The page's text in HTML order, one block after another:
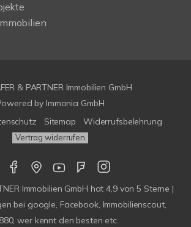
& PARTNER Immobilien GmbH
by Immonia GmbH
Sitemap Widerrufsbelehrung
Vertrag widerrufen
Immobilien GmbH hat4,9von5 Sterne |
bei google, Facebook, Immobilienscout,
wer kennt den besten etc.